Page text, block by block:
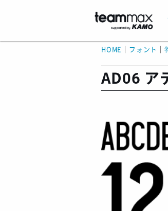
HOME フォント ｜
AD06 ア